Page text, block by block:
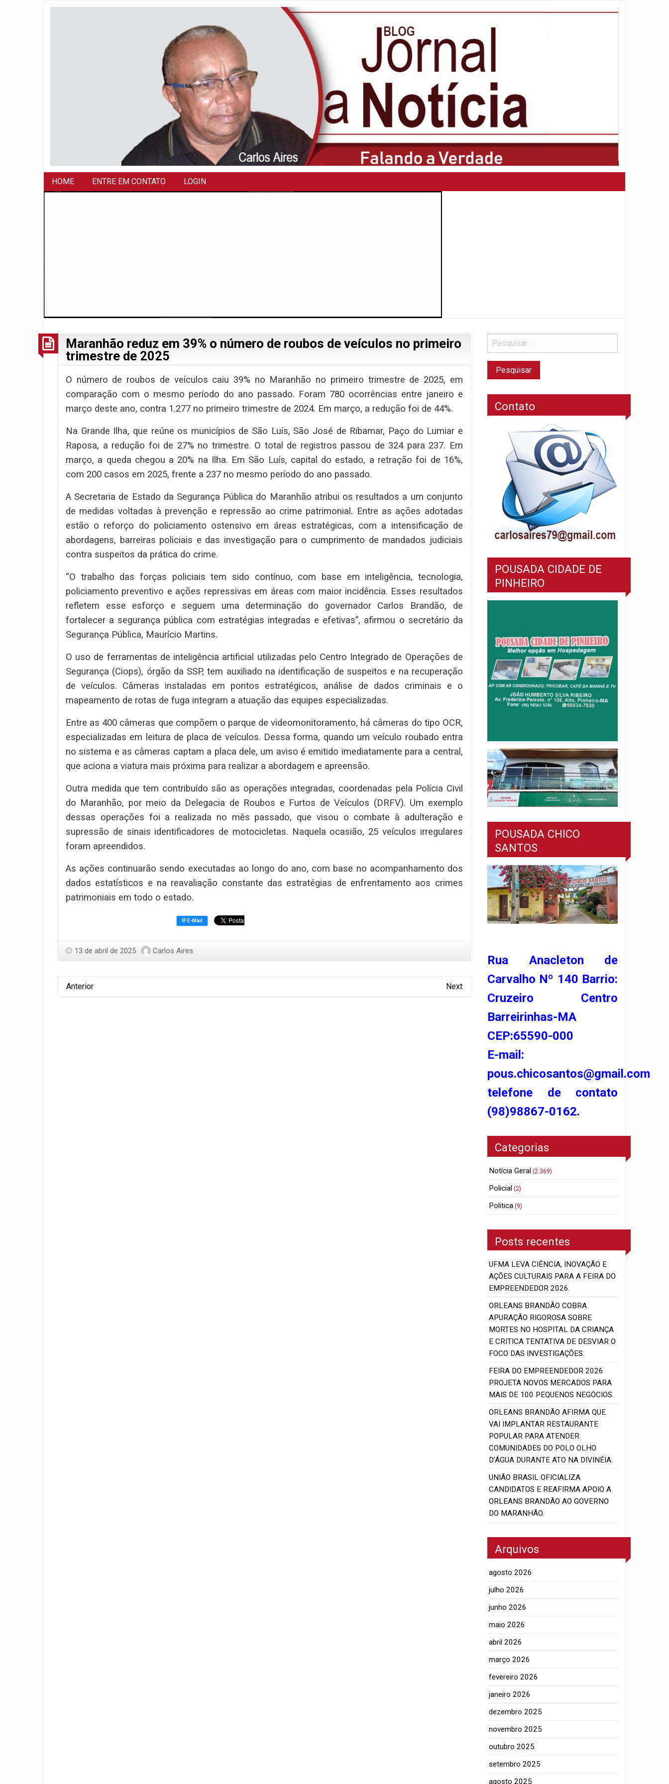
HOME ENTRE EM CONTATO LOGIN
Maranhão reduz em 39% o número de roubos de veículos no primeiro
trimestre de 2025
O número de roubos de veículos caiu 39% no Maranhão no primeiro trimestre de 2025, em
comparação com o mesmo período do ano passado. Foram 780 ocorrências entre janeiro e
março deste ano, contra 1.277 no primeiro trimestre de 2024. Em março, a redução foi de 44%.
Na Grande Ilha, que reúne os municípios de São Luís, São José de Ribamar, Paço do Lumiar e
Raposa, a redução foi de 27% no trimestre. O total de registros passou de 324 para 237. Em
março, a queda chegou a 20% na Ilha. Em São Luís, capital do estado, a retração foi de 16%,
com 200 casos em 2025, frente a 237 no mesmo período do ano passado.
A Secretaria de Estado da Segurança Pública do Maranhão atribui os resultados a um conjunto
de medidas voltadas à prevenção e repressão ao crime patrimonial. Entre as ações adotadas
estão o reforço do policiamento ostensivo em áreas estratégicas, com a intensificação de
abordagens, barreiras policiais e das investigação para o cumprimento de mandados judiciais
contra suspeitos da prática do crime.
“O trabalho das forças policiais tem sido contínuo, com base em inteligência, tecnologia,
policiamento preventivo e ações repressivas em áreas com maior incidência. Esses resultados
refletem esse esforço e seguem uma determinação do governador Carlos Brandão, de
fortalecer a segurança pública com estratégias integradas e efetivas”, afirmou o secretário da
Segurança Pública, Maurício Martins.
O uso de ferramentas de inteligência artificial utilizadas pelo Centro Integrado de Operações de
Segurança (Ciops), órgão da SSP, tem auxiliado na identificação de suspeitos e na recuperação
de veículos. Câmeras instaladas em pontos estratégicos, análise de dados criminais e o
mapeamento de rotas de fuga integram a atuação das equipes especializadas.
Entre as 400 câmeras que compõem o parque de videomonitoramento, há câmeras do tipo OCR,
especializadas em leitura de placa de veículos. Dessa forma, quando um veículo roubado entra
no sistema e as câmeras captam a placa dele, um aviso é emitido imediatamente para a central,
que aciona a viatura mais próxima para realizar a abordagem e apreensão.
Outra medida que tem contribuído são as operações integradas, coordenadas pela Polícia Civil
do Maranhão, por meio da Delegacia de Roubos e Furtos de Veículos (DRFV). Um exemplo
dessas operações foi a realizada no mês passado, que visou o combate à adulteração e
supressão de sinais identificadores de motocicletas. Naquela ocasião, 25 veículos irregulares
foram apreendidos.
As ações continuarão sendo executadas ao longo do ano, com base no acompanhamento dos
dados estatísticos e na reavaliação constante das estratégias de enfrentamento aos crimes
patrimoniais em todo o estado.
13 de abril de 2025 Carlos Aires
Anterior Next
Contato
POUSADA CIDADE DE
PINHEIRO
POUSADA CHICO
SANTOS
Rua Anacleton de
Carvalho Nº 140 Barrio:
Cruzeiro Centro
Barreirinhas-MA
CEP:65590-000
E-mail:
pous.chicosantos@gmail.com
telefone de contato
(98)98867-0162.
Categorias
Notícia Geral (2.369)
Policial (2)
Politica (9)
Posts recentes
UFMA LEVA CIÊNCIA, INOVAÇÃO E
AÇÕES CULTURAIS PARA A FEIRA DO
EMPREENDEDOR 2026.
ORLEANS BRANDÃO COBRA
APURAÇÃO RIGOROSA SOBRE
MORTES NO HOSPITAL DA CRIANÇA
E CRITICA TENTATIVA DE DESVIAR O
FOCO DAS INVESTIGAÇÕES.
FEIRA DO EMPREENDEDOR 2026
PROJETA NOVOS MERCADOS PARA
MAIS DE 100 PEQUENOS NEGÓCIOS.
ORLEANS BRANDÃO AFIRMA QUE
VAI IMPLANTAR RESTAURANTE
POPULAR PARA ATENDER
COMUNIDADES DO POLO OLHO
D’ÁGUA DURANTE ATO NA DIVINÉIA.
UNIÃO BRASIL OFICIALIZA
CANDIDATOS E REAFIRMA APOIO A
ORLEANS BRANDÃO AO GOVERNO
DO MARANHÃO.
Arquivos
agosto 2026
julho 2026
junho 2026
maio 2026
abril 2026
março 2026
fevereiro 2026
janeiro 2026
dezembro 2025
novembro 2025
outubro 2025
setembro 2025
agosto 2025